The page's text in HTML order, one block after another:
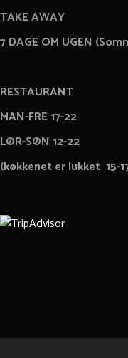
TAKE AWAY
7 DAGE OM UGEN
RESTAURANT
MAN-FRE 17-22
LØR-SØN 12-22
(køkkenet er lukket 15-